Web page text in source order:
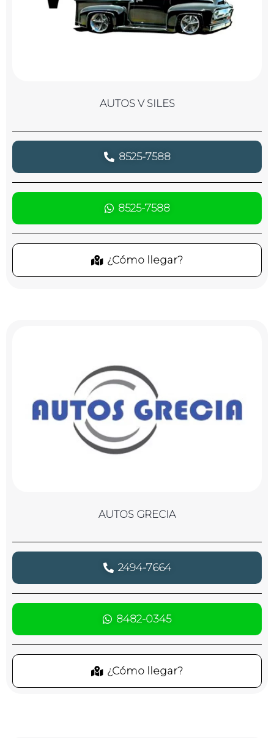
AUTOS V SILES
8525-7588
8525-7588
¿Cómo llegar?
AUTOS GRECIA
2494-7664
8482-0345
¿Cómo llegar?